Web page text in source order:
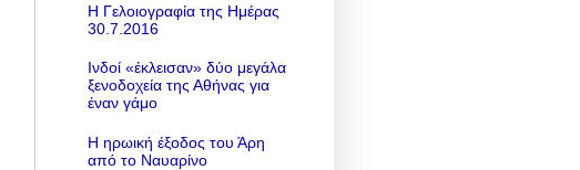
Η Γελοιογραφία της Ημέρας
30.7.2016
Ινδοί «έκλεισαν» δύο μεγάλα
ξενοδοχεία της Αθήνας για
έναν γάμο
Η ηρωική έξοδος του Άρη
από το Ναυαρίνο